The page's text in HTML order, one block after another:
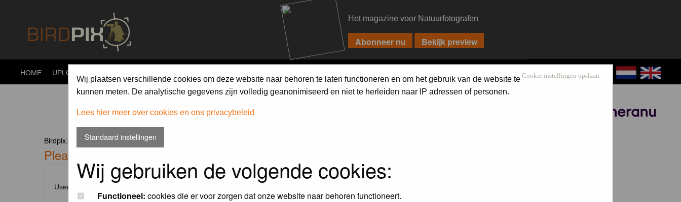
Het magazine voor Natuurfotografen
HOME UPLOAD Cookie instellingen opslaan
Wij plaatsen verschillende cookies om deze website naar behoren te laten functioneren en om het gebruik van de website te
kunnen meten. De analytische gegevens zijn volledig geanonimiseerd en niet te herleiden naar IP adressen of personen.
Lees hier meer over cookies en ons privacybeleid
Standaard instellingen
Wij gebruiken de volgende cookies:
Functioneel: cookies die er voor zorgen dat onze website naar behoren functioneert.
Birdpix.nl Forum Index
Please enter your username and password to log in.
Username: